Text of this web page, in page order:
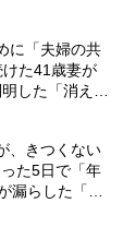
に「夫婦の共
た41歳妻が
した「消えた
、きつくない
た5日で「年
らした「本